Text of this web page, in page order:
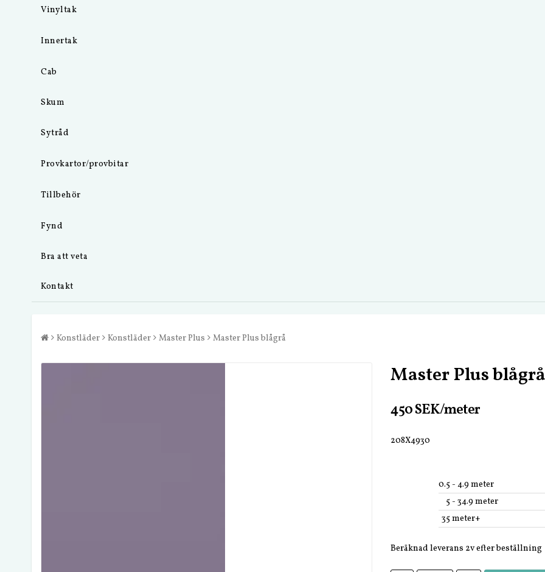
Vinyltak
Innertak
Cab
Skum
Sytråd
Provkartor/provbitar
Tillbehör
Fynd
Bra att veta
Kontakt
Konstläder Konstläder Master Plus Master Plus blågrå
Master Plus blågrå
450 SEK/meter
208X4930
0.5 - 4.9 meter
5 - 34.9 meter
35 meter+
Beräknad leverans 2v efter beställning